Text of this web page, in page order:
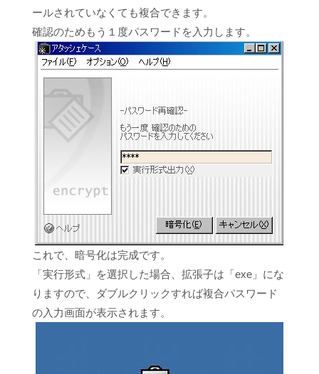
ールされていなくても複合できます。
確認のためもう１度パスワードを入力します。
これで、暗号化は完成です。
「実行形式」を選択した場合、拡張子は「exe」にな
りますので、ダブルクリックすれば複合パスワード
の入力画面が表示されます。